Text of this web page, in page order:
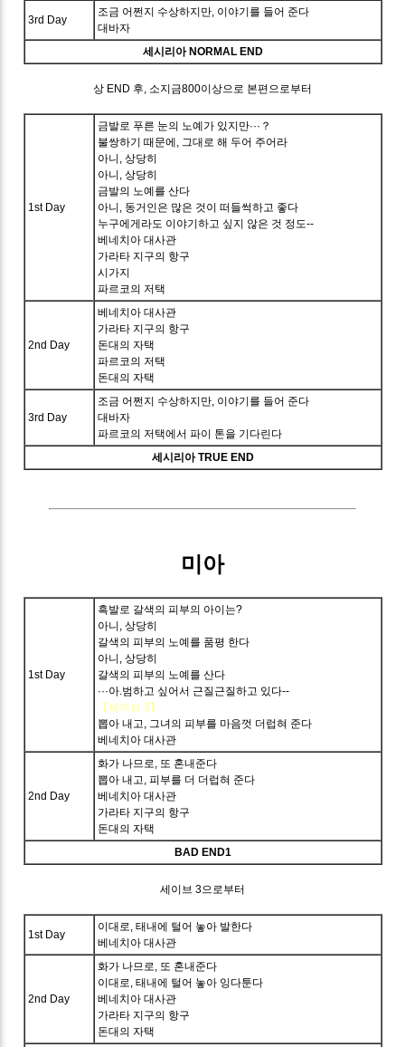
3rd Day
조금 어쩐지 수상하지만, 이야기를 들어 준다
대바자
세시리아 NORMAL END
상 END 후, 소지금800이상으로 본편으로부터
1st Day
금발로 푸른 눈의 노예가 있지만···？
불쌍하기 때문에, 그대로 해 두어 주어라
아니, 상당히
아니, 상당히
금발의 노예를 산다
아니, 동거인은 많은 것이 떠들썩하고 좋다
누구에게라도 이야기하고 싶지 않은 것 정도--
베네치아 대사관
가라타 지구의 항구
시가지
파르코의 저택
2nd Day
베네치아 대사관
가라타 지구의 항구
돈대의 자택
파르코의 저택
돈대의 자택
3rd Day
조금 어쩐지 수상하지만, 이야기를 들어 준다
대바자
파르코의 저택에서 파이 톤을 기다린다
세시리아 TRUE END
미아
1st Day
흑발로 갈색의 피부의 아이는?
아니, 상당히
갈색의 피부의 노예를 품평 한다
아니, 상당히
갈색의 피부의 노예를 산다
···아.범하고 싶어서 근질근질하고 있다--
【세이브 3】
뽑아 내고, 그녀의 피부를 마음껏 더럽혀 준다
베네치아 대사관
2nd Day
화가 나므로, 또 혼내준다
뽑아 내고, 피부를 더 더럽혀 준다
베네치아 대사관
가라타 지구의 항구
돈대의 자택
BAD END1
세이브 3으로부터
1st Day
이대로, 태내에 털어 놓아 발한다
베네치아 대사관
2nd Day
화가 나므로, 또 혼내준다
이대로, 태내에 털어 놓아 잉다툰다
베네치아 대사관
가라타 지구의 항구
돈대의 자택